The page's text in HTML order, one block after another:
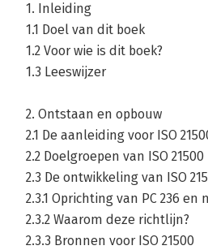
1. Inleiding
1.1 Doel van dit boek
1.2 Voor wie is dit boek?
1.3 Leeswijzer
2. Ontstaan en opbouw
2.1 De aanleiding voor ISO
2.2 Doelgroepen van ISO 21500
2.3 De ontwikkeling van ISO
2.3.1 Oprichting van PC 236
2.3.2 Waarom deze richtlijn?
2.3.3 Bronnen voor ISO 21500